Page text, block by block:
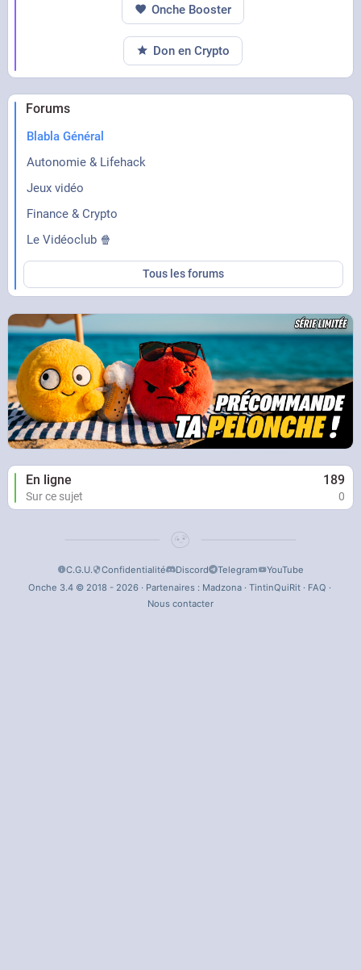
Forums
Blabla Général
Autonomie & Lifehack
Jeux vidéo
Finance & Crypto
Le Vidéoclub 🍿
Tous les forums
En ligne 189
Sur ce sujet 0
Onche Booster
Don en Crypto
C.G.U. Confidentialité Discord Telegram
YouTube
Onche 3.4 © 2018 - 2026 · Partenaires : Madzona· TintinQuiRit· FAQ ·
Nous contacter